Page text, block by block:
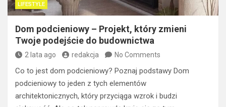
LIFESTYLE
Dom podcieniowy – Projekt, który zmieni
Twoje podejście do budownictwa
2 lata ago redakcja No Comments
Co to jest dom podcieniowy? Poznaj podstawy Dom
podcieniowy to jeden z tych elementów
architektonicznych, który przyciąga wzrok i budzi